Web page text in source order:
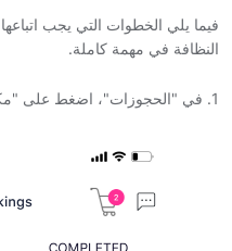
فيما يلي الخطوات التي يجب
النظافة في مهمة كاملة.
1. في "الحجوزات"، اضغط على "مكتمل" ثم اضغط على زر "الساعات"